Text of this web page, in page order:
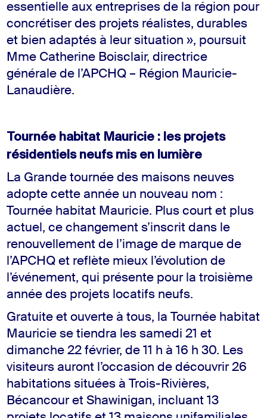
essentielle aux entreprises de la région pour
concrétiser des projets réalistes, durables
et bien adaptés à leur situation », poursuit
Mme Catherine Boisclair, directrice
générale de l’APCHQ – Région Mauricie-
Lanaudière.
Tournée habitat Mauricie : les projets
résidentiels neufs mis en lumière
La Grande tournée des maisons neuves
adopte cette année un nouveau nom :
Tournée habitat Mauricie. Plus court et plus
actuel, ce changement s’inscrit dans le
renouvellement de l’image de marque de
l’APCHQ et reflète mieux l’évolution de
l’événement, qui présente pour la troisième
année des projets locatifs neufs.
Gratuite et ouverte à tous, la Tournée habitat
Mauricie se tiendra les samedi 21 et
dimanche 22 février, de 11 h à 16 h 30. Les
visiteurs auront l’occasion de découvrir 26
habitations situées à Trois-Rivières,
Bécancour et Shawinigan, incluant 13